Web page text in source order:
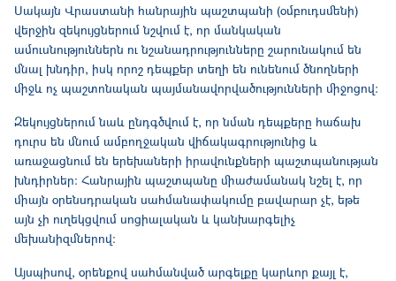
Սակայն Վրաստանի հանրային պաշտպանի (օմբուդսմենի)
վերջին զեկույցներում նշվում է, որ մանկական
ամուսնություններն ու նշանադրությունները շարունակում են
մնալ խնդիր, իսկ որոշ դեպքեր տեղի են ունենում ծնողների
միջև ոչ պաշտոնական պայմանավորվածությունների միջոցով։
Զեկույցներում նաև ընդգծվում է, որ նման դեպքերը հաճախ
դուրս են մնում ամբողջական վիճակագրությունից և
առաջացնում են երեխաների իրավունքների պաշտպանության
խնդիրներ։ Հանրային պաշտպանը միաժամանակ նշել է, որ
միայն օրենսդրական սահմանափակումը բավարար չէ, եթե
այն չի ուղեկցվում սոցիալական և կանխարգելիչ
մեխանիզմներով։
Այսպիսով, օրենքով սահմանված արգելքը կարևոր քայլ է,